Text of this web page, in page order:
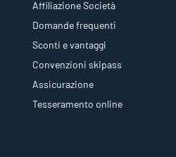
Affiliazione Società
Domande frequenti
Sconti e vantaggi
Convenzioni skipass
Assicurazione
Tesseramento online